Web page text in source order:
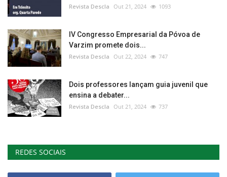
Revista Descla Out 21, 2024 1093
IV Congresso Empresarial da Póvoa de
Varzim promete dois...
Revista Descla Out 22, 2024 747
Dois professores lançam guia juvenil que
ensina a debater...
Revista Descla Out 21, 2024 737
REDES SOCIAIS